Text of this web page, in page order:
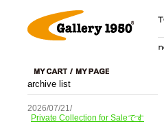
archive list
2026/07/21/
Private Collection for Saleです